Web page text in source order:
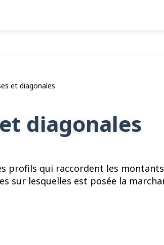
et diagonales
diagonales
profils qui raccordent les
sur lesquelles est posée la